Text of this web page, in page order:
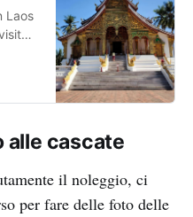
Laos
of a
alle cascate
il noleggio, ci
per fare delle foto delle